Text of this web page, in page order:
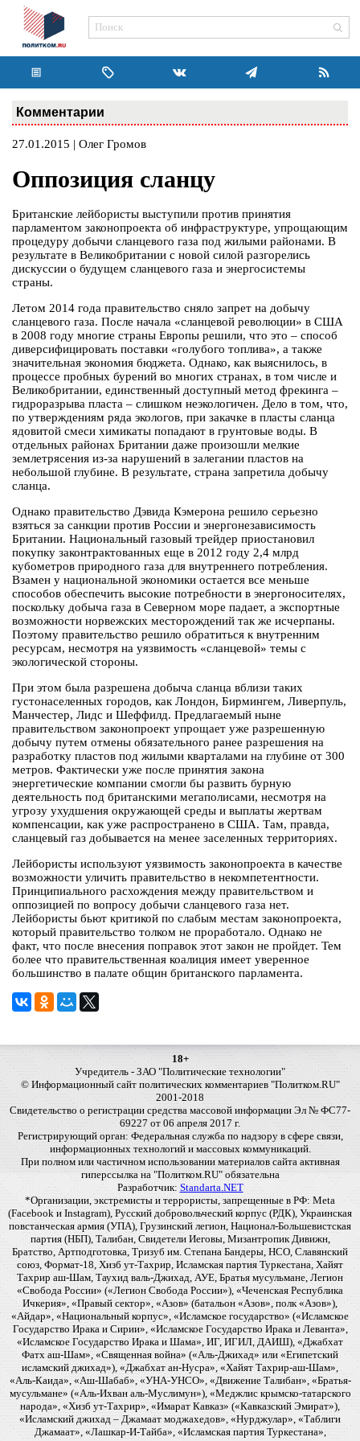
Комментарии
27.01.2015 | Олег Громов
Оппозиция сланцу
Британские лейбористы выступили против принятия
парламентом законопроекта об инфраструктуре, упрощающим
процедуру добычи сланцевого газа под жилыми районами. В
результате в Великобритании с новой силой разгорелись
дискуссии о будущем сланцевого газа и энергосистемы
страны.
Летом 2014 года правительство сняло запрет на добычу
сланцевого газа. После начала «сланцевой революции» в США
в 2008 году многие страны Европы решили, что это – способ
диверсифицировать поставки «голубого топлива», а также
значительная экономия бюджета. Однако, как выяснилось, в
процессе пробных бурений во многих странах, в том числе и
Великобритании, единственный доступный метод фрекинга –
гидроразрыва пласта – слишком неэкологичен. Дело в том, что,
по утверждениям ряда экологов, при закачке в пласты сланца
ядовитой смеси химикаты попадают в грунтовые воды. В
отдельных районах Британии даже произошли мелкие
землетрясения из-за нарушений в залегании пластов на
небольшой глубине. В результате, страна запретила добычу
сланца.
Однако правительство Дэвида Кэмерона решило серьезно
взяться за санкции против России и энергонезависимость
Британии. Национальный газовый трейдер приостановил
покупку законтрактованных еще в 2012 году 2,4 млрд
кубометров природного газа для внутреннего потребления.
Взамен у национальной экономики остается все меньше
способов обеспечить высокие потребности в энергоносителях,
поскольку добыча газа в Северном море падает, а экспортные
возможности норвежских месторождений так же исчерпаны.
Поэтому правительство решило обратиться к внутренним
ресурсам, несмотря на уязвимость «сланцевой» темы с
экологической стороны.
При этом была разрешена добыча сланца вблизи таких
густонаселенных городов, как Лондон, Бирмингем, Ливерпуль,
Манчестер, Лидс и Шеффилд. Предлагаемый ныне
правительством законопроект упрощает уже разрешенную
добычу путем отмены обязательного ранее разрешения на
разработку пластов под жилыми кварталами на глубине от 300
метров. Фактически уже после принятия закона
энергетические компании смогли бы развить бурную
деятельность под британскими мегаполисами, несмотря на
угрозу ухудшения окружающей среды и выплаты жертвам
компенсации, как уже распространено в США. Там, правда,
сланцевый газ добывается на менее заселенных территориях.
Лейбористы используют уязвимость законопроекта в качестве
возможности уличить правительство в некомпетентности.
Принципиального расхождения между правительством и
оппозицией по вопросу добычи сланцевого газа нет.
Лейбористы бьют критикой по слабым местам законопроекта,
который правительство толком не проработало. Однако не
факт, что после внесения поправок этот закон не пройдет. Тем
более что правительственная коалиция имеет уверенное
большинство в палате общин британского парламента.
18+
Учредитель - ЗАО "Политические технологии"
© Информационный сайт политических комментариев "Политком.RU"
2001-2018
Свидетельство о регистрации средства массовой информации Эл № ФС77-
69227 от 06 апреля 2017 г.
Регистрирующий орган: Федеральная служба по надзору в сфере связи,
информационных технологий и массовых коммуникаций.
При полном или частичном использовании материалов сайта активная
гиперссылка на "Политком.RU" обязательна
Разработчик: Standarta.NET
*Организации, экстремисты и террористы, запрещенные в РФ: Meta
(Facebook и Instagram), Русский добровольческий корпус (РДК), Украинская
повстанческая армия (УПА), Грузинский легион, Национал-Большевистская
партия (НБП), Талибан, Свидетели Иеговы, Мизантропик Дивижн,
Братство, Артподготовка, Тризуб им. Степана Бандеры, НСО, Славянский
союз, Формат-18, Хизб ут-Тахрир, Исламская партия Туркестана, Хайят
Тахрир аш-Шам, Таухид валь-Джихад, АУЕ, Братья мусульмане, Легион
«Свобода России» («Легион Свобода России»), «Чеченская Республика
Ичкерия», «Правый сектор», «Азов» (батальон «Азов», полк «Азов»),
«Айдар», «Национальный корпус», «Исламское государство» («Исламское
Государство Ирака и Сирии», «Исламское Государство Ирака и Леванта»,
«Исламское Государство Ирака и Шама», ИГ, ИГИЛ, ДАИШ), «Джабхат
Фатх аш-Шам», «Священная война» («Аль-Джихад» или «Египетский
исламский джихад»), «Джабхат ан-Нусра», «Хайят Тахрир-аш-Шам»,
«Аль-Каида», «Аш-Шабаб», «УНА-УНСО», «Движение Талибан», «Братья-
мусульмане» («Аль-Ихван аль-Муслимун»), «Меджлис крымско-татарского
народа», «Хизб ут-Тахрир», «Имарат Кавказ» («Кавказский Эмират»),
«Исламский джихад – Джамаат моджахедов», «Нурджулар», «Таблиги
Джамаат», «Лашкар-И-Тайба», «Исламская партия Туркестана»,